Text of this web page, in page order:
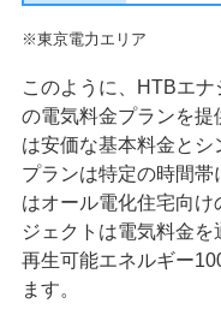
※東京電力エリア
このように、HTBエ
の電気料金プランを提
は安価な基本料金とシ
プランは特定の時間帯
はオール電化住宅向
ジェクトは電気料金
再生可能エネルギー
ます。